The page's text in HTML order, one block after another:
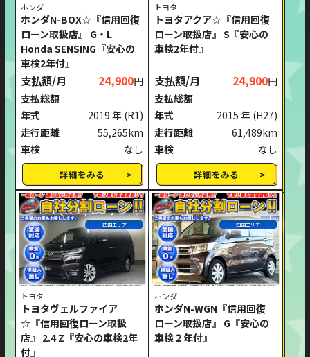
ホンダ
ホンダN-BOX☆『信用回復
ローン取扱店』 G・L
Honda SENSING『安心の
車検2年付』
支払額/月 24,900円
支払総額
年式
2019 年 (R1)
走行距離
55,265km
車検
なし
詳細をみる
トヨタ
トヨタアクア☆『信用回復
ローン取扱店』 S『安心の
車検2年付』
支払額/月 24,900円
支払総額
年式
2015 年 (H27)
走行距離
61,489km
車検
なし
詳細をみる
四国エリア
トヨタ
トヨタヴェルファイア
☆『信用回復ローン取扱
店』 2.4 Z『安心の車検2年
付』
四国エリア
ホンダ
ホンダN-WGN『信用回復
ローン取扱店』 G『安心の
車検２年付』